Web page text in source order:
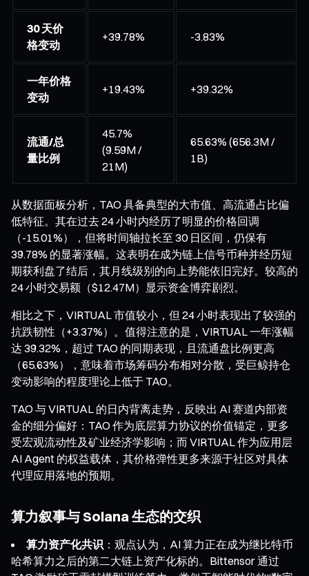
30 天价
格变动
+39.78% -3.83%
一年价格
变动
+19.43% +39.32%
流通/总
量比例
45.7%
(9.59M /
21M)
65.63% (656.3M /
1B)
从数据面板分析，TAO 具备典型的大市值、高流通占比偏
低特征。其在过去 24 小时内经历了明显的价格回调
（-15.01%），但将时间轴拉长至 30 日区间，仍保有
39.78% 的显著涨幅。这表明在成为链上信号币种并经历短
期获利盘了结后，其月线级别的向上势能依旧完好。较高的
24 小时交易额（$12.47M）显示资金博弈剧烈。
相比之下，VIRTUAL 市值较小，但 24 小时表现出了较强的
抗跌韧性（+3.37%）。值得注意的是，VIRTUAL 一年涨幅
达 39.32%，超过 TAO 的同期表现，且流通盘比例更高
（65.63%），意味着市场筹码分布相对分散，受巨鲸持仓
变动影响的程度理论上低于 TAO。
TAO 与 VIRTUAL 的日内背离走势，反映出 AI 赛道内部资
金的细分偏好：TAO 作为底层算力协议的价值锚定，更多
受宏观流动性及矿业经济学影响；而 VIRTUAL 作为应用层
AI Agent 的权益载体，其价格弹性更多来源于社区对具体
代理应用落地的预期。
算力叙事与 Solana 生态的交织
算力资产化共识 ：观点认为，AI 算力正在成为继比特币
哈希算力之后的第二大链上资产化标的。Bittensor 通过